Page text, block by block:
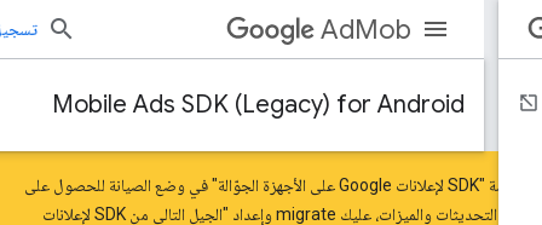
AdMob تسجيل
Mobile Ads SDK (Legacy) for Android
حزمة "SDK لإعلانات Google على الأجهزة الجوّالة" في وضع الصيانة للحصول على
التحديثات والميزات، عليكmigrateو
إعداد "الجيل التالي من SDK لإعلانات